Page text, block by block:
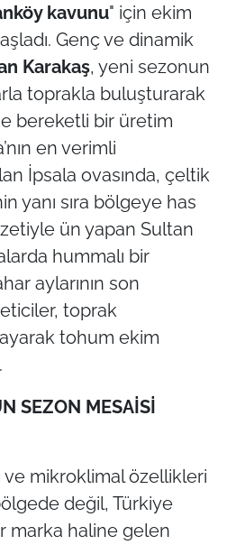
kavunu" için ekim
Genç ve dinamik
Karakaş, yeni sezonun
toprakla buluşturarak
bereketli bir üretim
en verimli
İpsala ovasında, çeltik
yanı sıra bölgeye has
ün yapan Sultan
hummalı bir
aylarının son
toprak
tohum ekim
SEZON MESAİSİ
ve mikroklimal özellikleri
değil, Türkiye
marka haline gelen